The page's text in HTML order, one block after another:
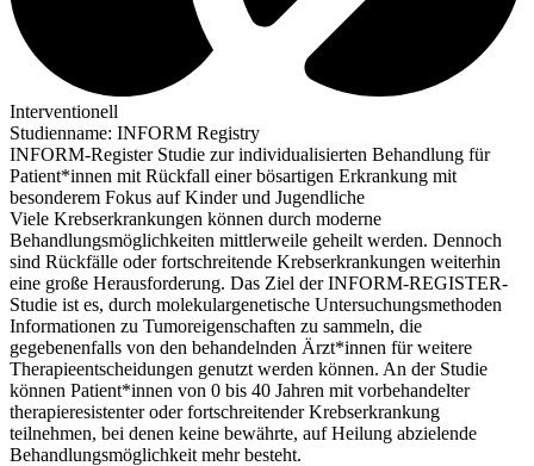
Interventionell
Studienname: INFORM Registry
INFORM-Register Studie zur individualisierten Behandlung für
Patient*innen mit Rückfall einer bösartigen Erkrankung mit
besonderem Fokus auf Kinder und Jugendliche
Viele Krebserkrankungen können durch moderne
Behandlungsmöglichkeiten mittlerweile geheilt werden. Dennoch
sind Rückfälle oder fortschreitende Krebserkrankungen weiterhin
eine große Herausforderung. Das Ziel der INFORM-REGISTER-
Studie ist es, durch molekulargenetische Untersuchungsmethoden
Informationen zu Tumoreigenschaften zu sammeln, die
gegebenenfalls von den behandelnden Ärzt*innen für weitere
Therapieentscheidungen genutzt werden können. An der Studie
können Patient*innen von 0 bis 40 Jahren mit vorbehandelter
therapieresistenter oder fortschreitender Krebserkrankung
teilnehmen, bei denen keine bewährte, auf Heilung abzielende
Behandlungsmöglichkeit mehr besteht.